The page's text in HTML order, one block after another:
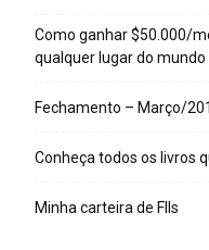
Como ganhar $50.000/
qualquer lugar do mundo
Fechamento – Março/
Conheça todos os livros
Minha carteira de FIIs